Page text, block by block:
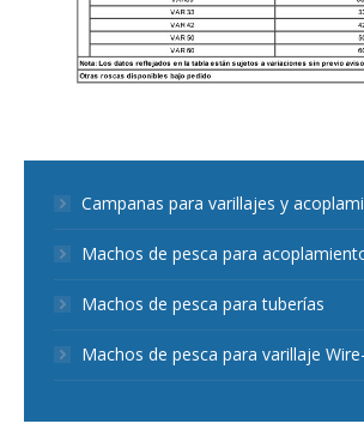
Campanas para varillajes y
Machos de pesca para
Machos de pesca para tuberías
Machos de pesca para varillaje